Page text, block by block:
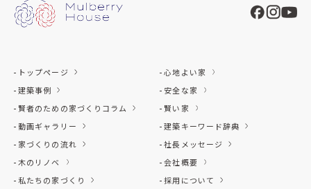
トップページ
建築事例
賢者のための家づくりコラム
動画ギャラリー
家づくりの流れ
木のリノベ
私たちの家づくり
心地よい家
安全な家
賢い家
建築キーワード辞典
社長メッセージ
会社概要
採用について